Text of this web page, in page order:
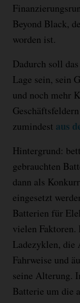
Beyond Black,
worden ist.
Dadurch soll
Lage sein, sein
und noch mehr
zumindest aus
Hintergrund:
gebrauchten
dann als
eingesetzt
Batterien für
vielen Faktoren.
Ladezyklen, die
Fahrweise und
seine Alterung.
Batterie um die